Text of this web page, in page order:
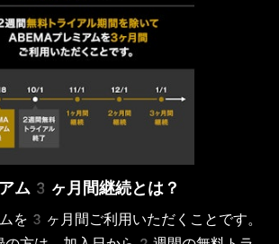
ム3ヶ月間継続とは？
を3ヶ月間ご利用いただくことです。